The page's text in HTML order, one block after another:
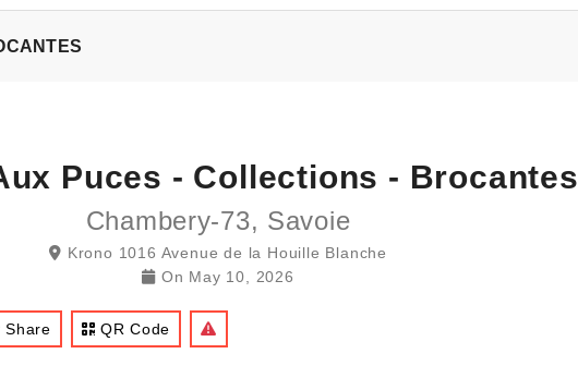
Puces - Collections - Brocantes
Chambery-73, Savoie
Krono 1016 Avenue de la Houille Blanche
On May 10, 2026
Share QR Code